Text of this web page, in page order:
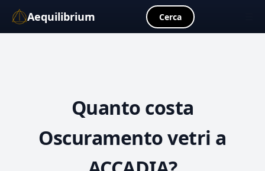
Aequilibrium Cerca
Quanto costa
Oscuramento vetri a